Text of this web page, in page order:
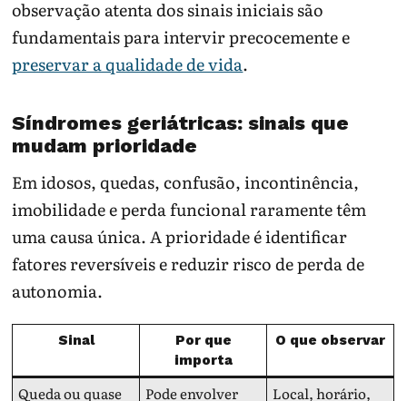
observação atenta dos sinais iniciais são
fundamentais para intervir precocemente e
preservar a qualidade de vida.
Síndromes geriátricas: sinais que
mudam prioridade
Em idosos, quedas, confusão, incontinência,
imobilidade e perda funcional raramente têm
uma causa única. A prioridade é identificar
fatores reversíveis e reduzir risco de perda de
autonomia.
Sinal
Por que
importa
O que observar
Queda ou quase
Pode envolver
Local, horário,